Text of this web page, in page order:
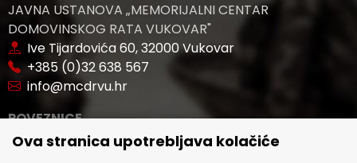
Ova stranica upotrebljava kolačiće
JAVNA USTANOVA „MEMORIJALNI CENTAR
DOMOVINSKOG RATA VUKOVAR"
Ive Tijardovića 60, 32000 Vukovar
+385 (0)32 638 567
info@mcdrvu.hr
POVEZNICE
🢒 Novosti